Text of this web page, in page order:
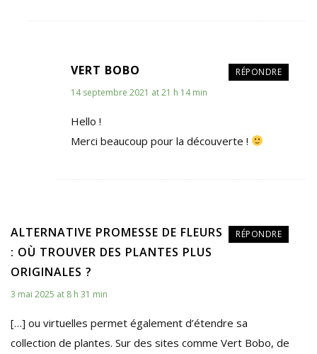
RÉPONDRE
VERT BOBO
14 septembre 2021 at 21 h 14 min
Hello !
Merci beaucoup pour la découverte !
RÉPONDRE
ALTERNATIVE PROMESSE DE FLEURS
: OÙ TROUVER DES PLANTES PLUS
ORIGINALES ?
3 mai 2025 at 8 h 31 min
[…] ou virtuelles permet également d’étendre sa
collection de plantes. Sur des sites comme Vert Bobo, de